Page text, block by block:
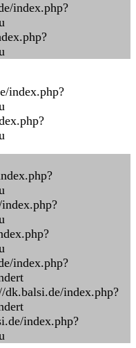
index.php?
index.php?
index.php?
index.php?
index.php?